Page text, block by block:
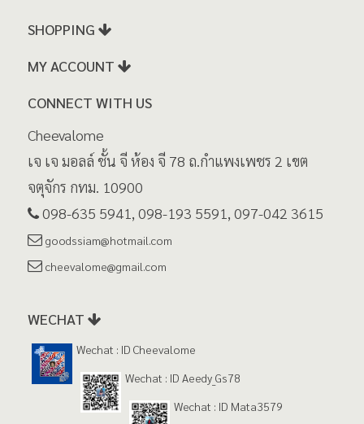
SHOPPING
MY ACCOUNT
CONNECT WITH US
Cheevalome
เจ เจ มอลล์ ชั้น จี ห้อง จี 78 ถ.กำแพงเพชร 2 เขต
จตุจักร กทม. 10900
098-635 5941, 098-193 5591, 097-042 3615
goodssiam@hotmail.com
cheevalome@gmail.com
WECHAT
Wechat : ID Cheevalome
Wechat : ID Aeedy_Gs78
Wechat : ID Mata3579